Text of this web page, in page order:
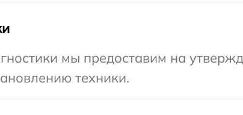
мы предоставим на
техники.